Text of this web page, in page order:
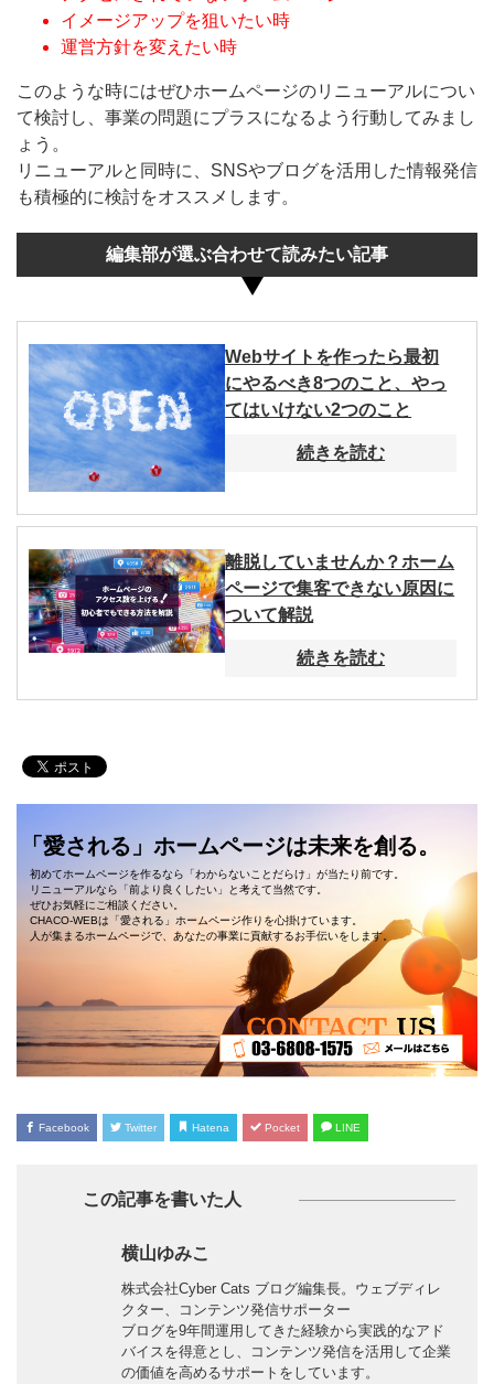
イメージアップを狙いたい時
運営方針を変えたい時
このような時にはぜひホームページのリニューアルについ
て検討し、事業の問題にプラスになるよう行動してみまし
ょう。
リニューアルと同時に、SNSやブログを活用した情報発信
も積極的に検討をオススメします。
編集部が選ぶ合わせて読みたい記事
Webサイトを作ったら最初
にやるべき8つのこと、やっ
てはいけない2つのこと
続きを読む
離脱していませんか？ホーム
ページで集客できない原因に
ついて解説
続きを読む
「愛される」ホームページは未来を創る。
初めてホームページを作るなら「わからないことだらけ」が当たり前です。
リニューアルなら「前より良くしたい」と考えて当然です。
ぜひお気軽にご相談ください。
CHACO-WEBは「愛される」ホームページ作りを心掛けています。
人が集まるホームページで、あなたの事業に貢献するお手伝いをします。
Facebook Twitter Hatena Pocket LINE
この記事を書いた人
横山ゆみこ
株式会社Cyber Cats ブログ編集長。ウェブディレ
クター、コンテンツ発信サポーター
ブログを9年間運用してきた経験から実践的なアド
バイスを得意とし、コンテンツ発信を活用して企業
の価値を高めるサポートをしています。